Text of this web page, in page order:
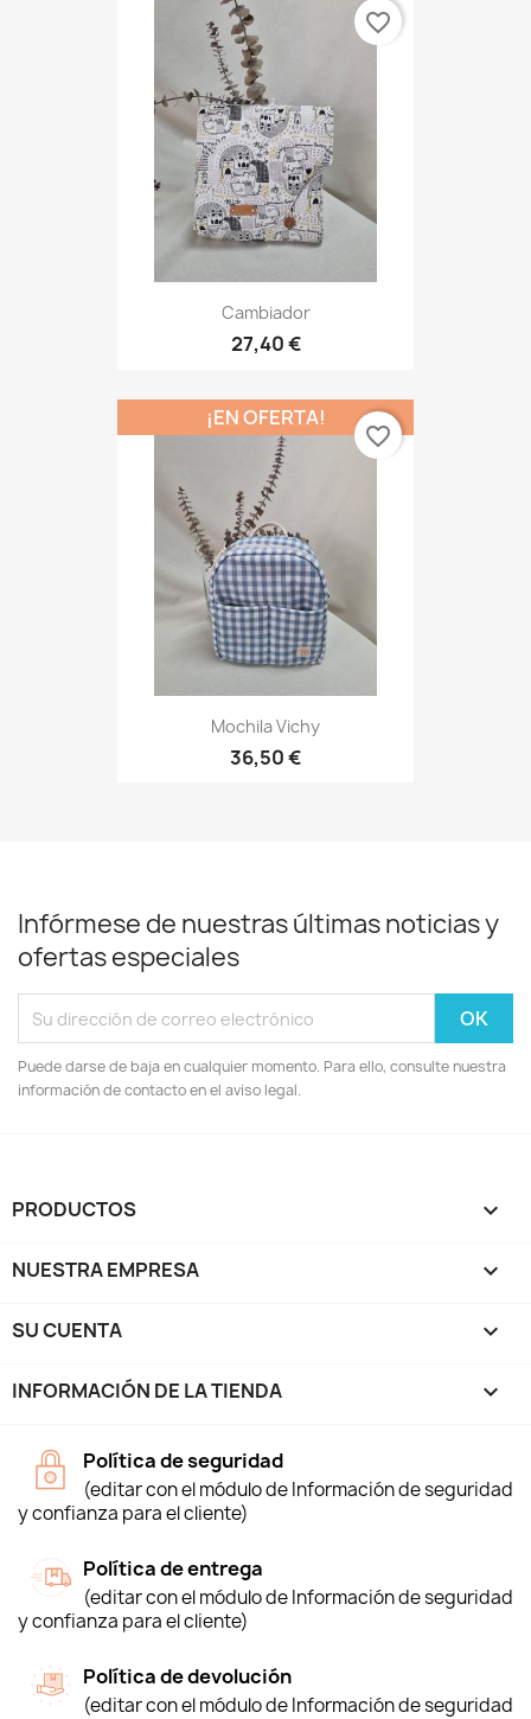
Cambiador
27,40 €
favorite_border
Mochila Vichy
36,50 €
¡EN OFERTA!
favorite_border
Infórmese de nuestras últimas noticias y
ofertas especiales
Puede darse de baja en cualquier momento. Para ello, consulte nuestra
información de contacto en el aviso legal.
PRODUCTOS 
NUESTRA EMPRESA 
SU CUENTA 
INFORMACIÓN DE LA TIENDA keyboard_arrow_down
Política de seguridad
(editar con el módulo de Información de seguridad
y confianza para el cliente)
Política de entrega
(editar con el módulo de Información de seguridad
y confianza para el cliente)
Política de devolución
(editar con el módulo de Información de seguridad